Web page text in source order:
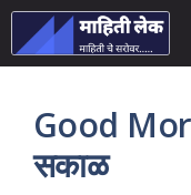
Skip
to
Good
सकाळ